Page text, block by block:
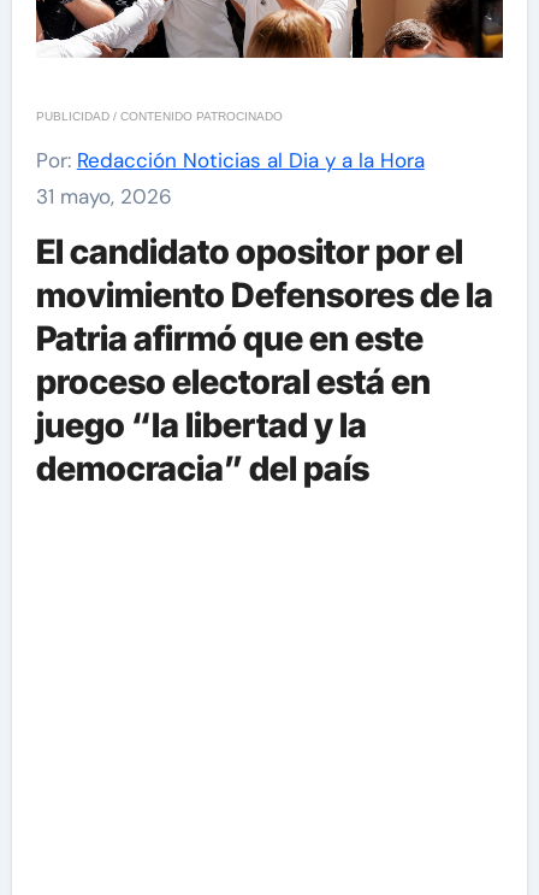
PUBLICIDAD / CONTENIDO PATROCINADO
Por: Redacción Noticias al Dia y a la Hora
31 mayo, 2026
El candidato opositor por el
movimiento Defensores de la
Patria afirmó que en este
proceso electoral está en
juego “la libertad y la
democracia” del país